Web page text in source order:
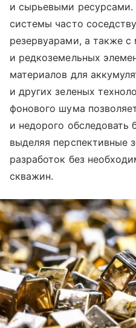
и сырьевыми ресурсами.
системы часто
резервуарами, а также
и редкоземельных
материалов для
и других зеленых
фонового шума
и недорого обследовать
выделяя перспективные
разработок без
скважин.